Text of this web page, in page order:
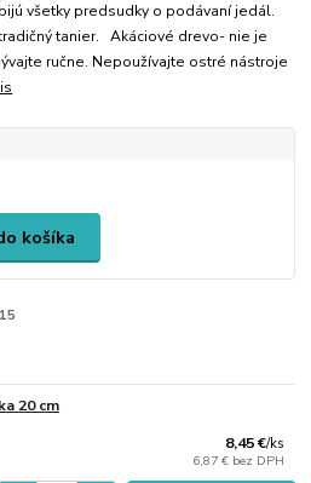
všetky predsudky o podávaní jedál.
tanier. Akáciové drevo- nie je
ručne. Nepoužívajte ostré nástroje
košíka
20 cm
8,45 €/ks
6,87 € bez DPH